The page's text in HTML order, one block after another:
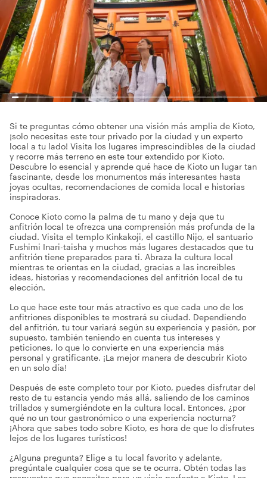
Si te preguntas cómo obtener una visión más amplia de Kioto,
¡solo necesitas este tour privado por la ciudad y un experto
local a tu lado! Visita los lugares imprescindibles de la ciudad
y recorre más terreno en este tour extendido por Kioto.
Descubre lo esencial y aprende qué hace de Kioto un lugar tan
fascinante, desde los monumentos más interesantes hasta
joyas ocultas, recomendaciones de comida local e historias
inspiradoras.
Conoce Kioto como la palma de tu mano y deja que tu
anfitrión local te ofrezca una comprensión más profunda de la
ciudad. Visita el templo Kinkakoji, el castillo Nijo, el santuario
Fushimi Inari-taisha y muchos más lugares destacados que tu
anfitrión tiene preparados para ti. Abraza la cultura local
mientras te orientas en la ciudad, gracias a las increíbles
ideas, historias y recomendaciones del anfitrión local de tu
elección.
Lo que hace este tour más atractivo es que cada uno de los
anfitriones disponibles te mostrará su ciudad. Dependiendo
del anfitrión, tu tour variará según su experiencia y pasión, por
supuesto, también teniendo en cuenta tus intereses y
peticiones, lo que lo convierte en una experiencia más
personal y gratificante. ¡La mejor manera de descubrir Kioto
en un solo día!
Después de este completo tour por Kioto, puedes disfrutar del
resto de tu estancia yendo más allá, saliendo de los caminos
trillados y sumergiéndote en la cultura local. Entonces, ¿por
qué no un tour gastronómico o una experiencia nocturna?
¡Ahora que sabes todo sobre Kioto, es hora de que lo disfrutes
lejos de los lugares turísticos!
¿Alguna pregunta? Elige a tu local favorito y adelante,
pregúntale cualquier cosa que se te ocurra. Obtén todas las